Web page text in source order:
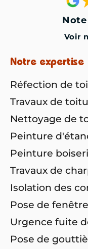
Voir
Notre expertise
Réfection de
Travaux de
Nettoyage de
Peinture
Peinture
Travaux de
Isolation des
Pose de
Urgence fuite
Pose de